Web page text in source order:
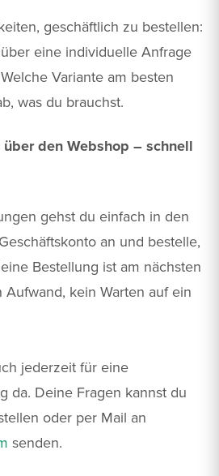
geschäftlich zu bestellen:
eine individuelle Anfrage
Variante am besten
was du brauchst.
den Webshop – schnell
gehst du einfach in den
an und bestelle,
Bestellung ist am nächsten
Aufwand, kein Warten auf ein
jederzeit für eine
da. Deine Fragen kannst du
oder per Mail an
senden.